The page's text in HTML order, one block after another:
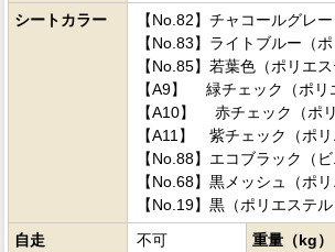
シートカラー
【No.82】チャコールグレ
【No.83】ライトブルー（ポ
【No.85】若葉色（ポリエス
【A9】 緑チェック（ポリ
【A10】 赤チェック（ポリ
【A11】 紫チェック（ポリ
【No.88】エコブラック（ビ
【No.68】黒メッシュ（ポリ
【No.19】黒（ポリエステル
自走
不可 重量（kg）